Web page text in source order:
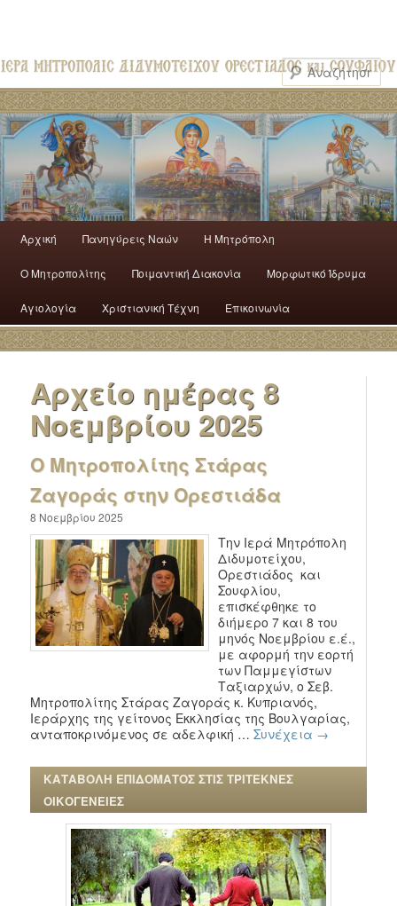
Αρχική Πανηγύρεις Ναών H Mητρόπολη
Ο Mητροπολίτης Ποιμαντική Διακονία Μορφωτικό Ίδρυμα
Αγιολογία Χριστιανική Τέχνη Επικοινωνία
Αρχείο ημέρας8
Νοεμβρίου 2025
Ο Μητροπολίτης Στάρας
Ζαγοράς στην Ορεστιάδα
8 Νοεμβρίου 2025
Την Ιερά Μητρόπολη
Διδυμοτείχου,
Ορεστιάδος και
Σουφλίου,
επισκέφθηκε το
διήμερο 7 και 8 του
μηνός Νοεμβρίου ε.έ.,
με αφορμή την εορτή
των Παμμεγίστων
Ταξιαρχών, ο Σεβ.
Μητροπολίτης Στάρας Ζαγοράς κ. Κυπριανός,
Ιεράρχης της γείτονος Εκκλησίας της Βουλγαρίας,
ανταποκρινόμενος σε αδελφική …Συνέχεια →
ΚΑΤΑΒΟΛΗ ΕΠΙΔΟΜΑΤΟΣ ΣΤΙΣ ΤΡΙΤΕΚΝΕΣ
ΟΙΚΟΓΕΝΕΙΕΣ